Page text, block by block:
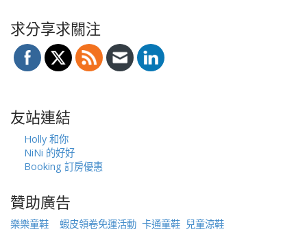
求分享求關注
友站連結
Holly 和你
NiNi 的好好
Booking 訂房優惠
贊助廣告
樂樂童鞋 蝦皮領卷免運活動 卡通童鞋 兒童涼鞋